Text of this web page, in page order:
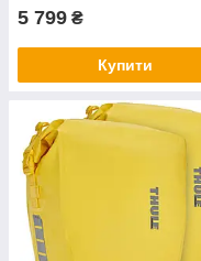
5 799 ₴
Купити